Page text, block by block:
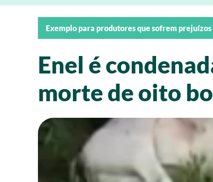
Exemplo para produtores que sofrem prejuízos
Enel é
morte de oito